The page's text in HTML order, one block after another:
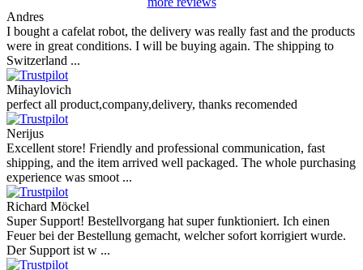
Andres
I bought a cafelat robot, the delivery was really fast and the products
were in great conditions. I will be buying again. The shipping to
Switzerland ...
Mihaylovich
perfect all product,company,delivery, thanks recomended
Nerijus
Excellent store! Friendly and professional communication, fast
shipping, and the item arrived well packaged. The whole purchasing
experience was smoot ...
Richard Möckel
Super Support! Bestellvorgang hat super funktioniert. Ich einen
Feuer bei der Bestellung gemacht, welcher sofort korrigiert wurde.
Der Support ist w ...